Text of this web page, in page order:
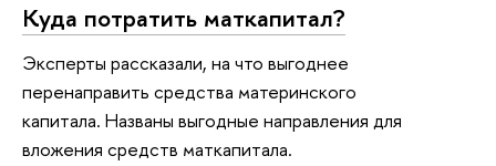
Куда потратить маткапитал?
Эксперты рассказали, на что выгоднее
перенаправить средства материнского
капитала. Названы выгодные направления для
вложения средств маткапитала.